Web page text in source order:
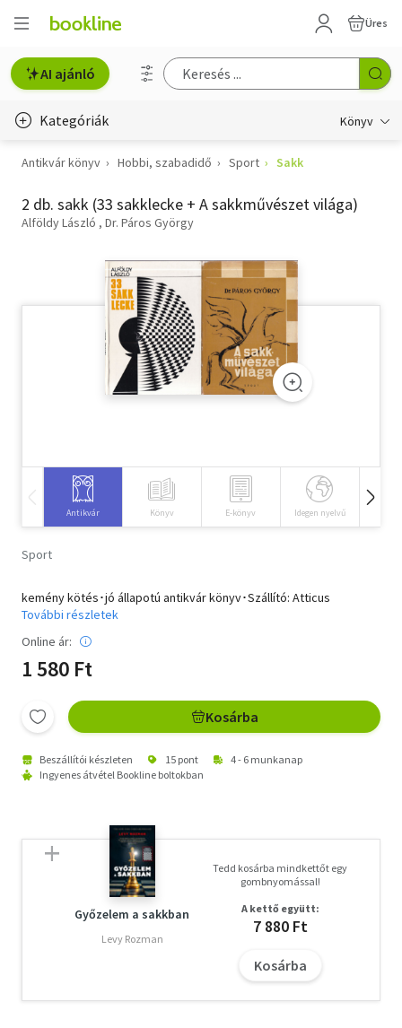
Üres
AI ajánló
Kategóriák Könyv
Életmód, egészség
Erotika
Hobbi, szabadidő
Tankönyv, segédkönyv
Társadalomtudomány
Természettudomány
Antikvár könyv Hobbi, szabadidő Sport Sakk
2 db. sakk (33 sakklecke + A sakkművészet világa)
Alföldy László Dr. Páros György
Antikvár Könyv E-könyv Idegen nyelvű
Sport
kemény kötés･jó állapotú antikvár könyv･Szállító: Atticus
További részletek
Online ár:
1 580 Ft
Kosárba
Beszállítói készleten 15 pont
4 - 6 munkanap
Ingyenes átvétel Bookline boltokban
Győzelem a sakkban
Levy Rozman
Tedd kosárba mindkettőt egy
gombnyomással!
A kettő együtt:
7 880 Ft
Kosárba